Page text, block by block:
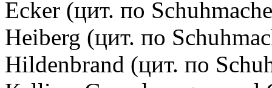
Eсker (цит. по
Heiberg (цит. по
Hildenbrand (цит. по